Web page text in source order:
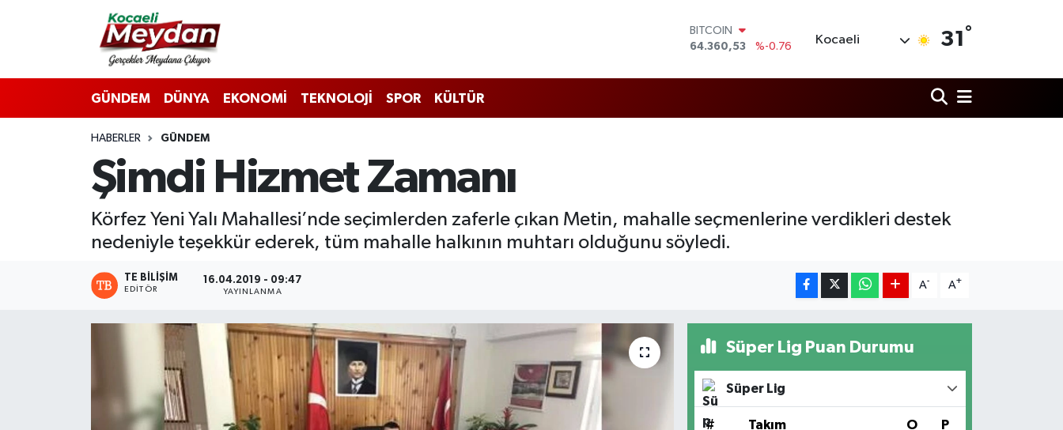
BITCOIN
64.360,53
%-0.76
47,7069
%0.17
Kocaeli 31 °
GÜNDEM DÜNYA EKONOMİ TEKNOLOJİ SPOR KÜLTÜR
HABERLER GÜNDEM
Şimdi Hizmet Zamanı
Körfez Yeni Yalı Mahallesi’nde seçimlerden zaferle çıkan Metin, mahalle seçmenlerine verdikleri destek
nedeniyle teşekkür ederek, tüm mahalle halkının muhtarı olduğunu söyledi.
TE BILIŞIM
EDITÖR
16.04.2019 - 09:47
YAYINLANMA
A- A+
Süper Lig Puan Durumu
Süper Lig
# Takım O P
Nöbetçi Eczaneler
Hava Durumu
Trafik Durumu
Süper Lig Puan Durumu ve Fikstür
Tüm Manşetler
Haber Arşivi